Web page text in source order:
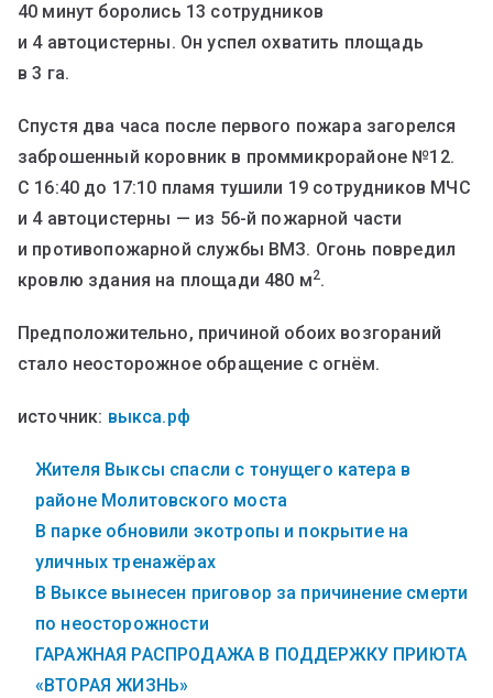
40 минут боролись 13 сотрудников
и 4 автоцистерны. Он успел охватить площадь
в 3 га.
Спустя два часа после первого пожара загорелся
заброшенный коровник в проммикрорайоне №12.
С 16:40 до 17:10 пламя тушили 19 сотрудников МЧС
и 4 автоцистерны — из 56-й пожарной части
и противопожарной службы ВМЗ. Огонь повредил
кровлю здания на площади 480 м2.
Предположительно, причиной обоих возгораний
стало неосторожное обращение с огнём.
источник: выкса.рф
Жителя Выксы спасли с тонущего катера в
районе Молитовского моста
В парке обновили экотропы и покрытие на
уличных тренажёрах
В Выксе вынесен приговор за причинение смерти
по неосторожности
ГАРАЖНАЯ РАСПРОДАЖА В ПОДДЕРЖКУ ПРИЮТА
«ВТОРАЯ ЖИЗНЬ»